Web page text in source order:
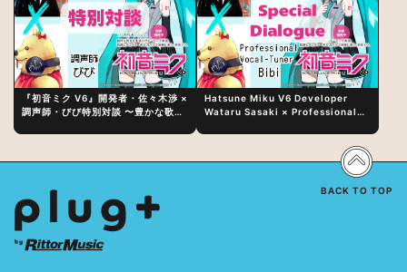
『初音ミク V6』開発者・佐々木渉 ×
調声師・びび特別対談 〜豊かな歌声
Hatsune Miku V6 Developer
Wataru Sasaki × Professional
Vocal Expression Lies in “Love
for the singing characters” and
BACK TO TOP